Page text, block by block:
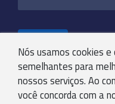
Nós usamos cookies
semelhantes para
nossos serviços. Ao
você concorda com a
+55 31 3244-4800